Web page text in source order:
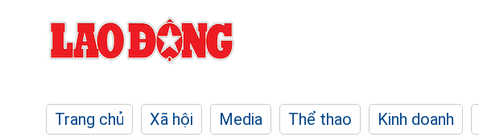
Trang chủ Xã hội Media Thể thao Kinh doanh